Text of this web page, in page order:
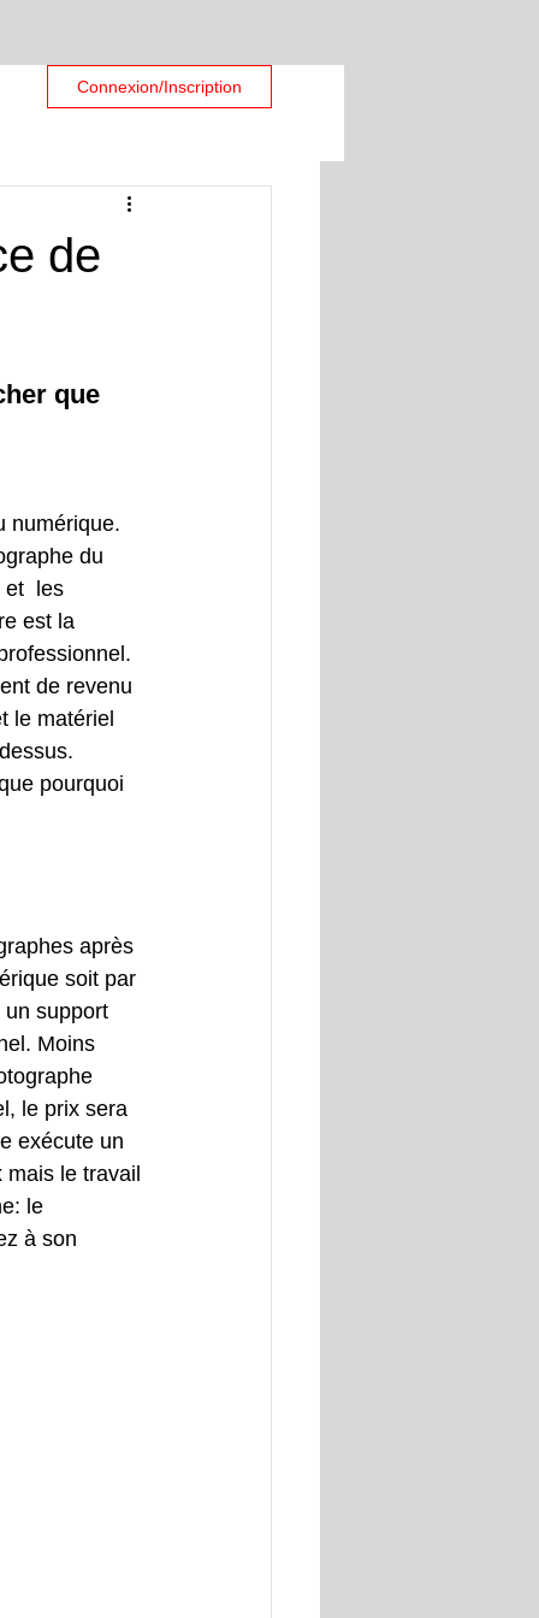
Connexion/Inscription
de
que
numérique.
du
et  les
est la
de revenu
le matériel
pourquoi
après
soit par
un support
Moins
le prix sera
exécute un
le travail
le
à son